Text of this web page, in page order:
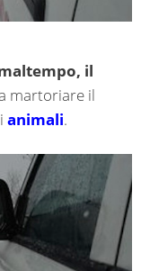
il
martoriare il
animali.